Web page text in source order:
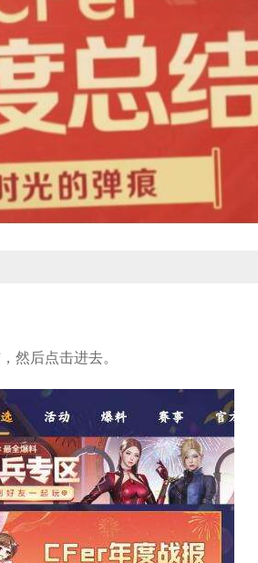
然后点击进去。